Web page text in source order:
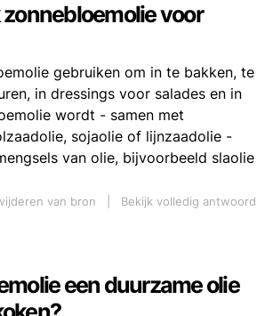
voor
gebruiken om in te bakken, te
in dressings voor salades en in
wordt - samen met
sojaolie of lijnzaadolie -
van olie, bijvoorbeeld slaolie
van bron
Bekijk volledig antwoord
een duurzame olie